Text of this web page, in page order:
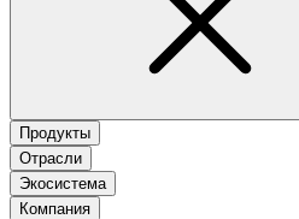
Продукты
Отрасли
Экосистема
Компания